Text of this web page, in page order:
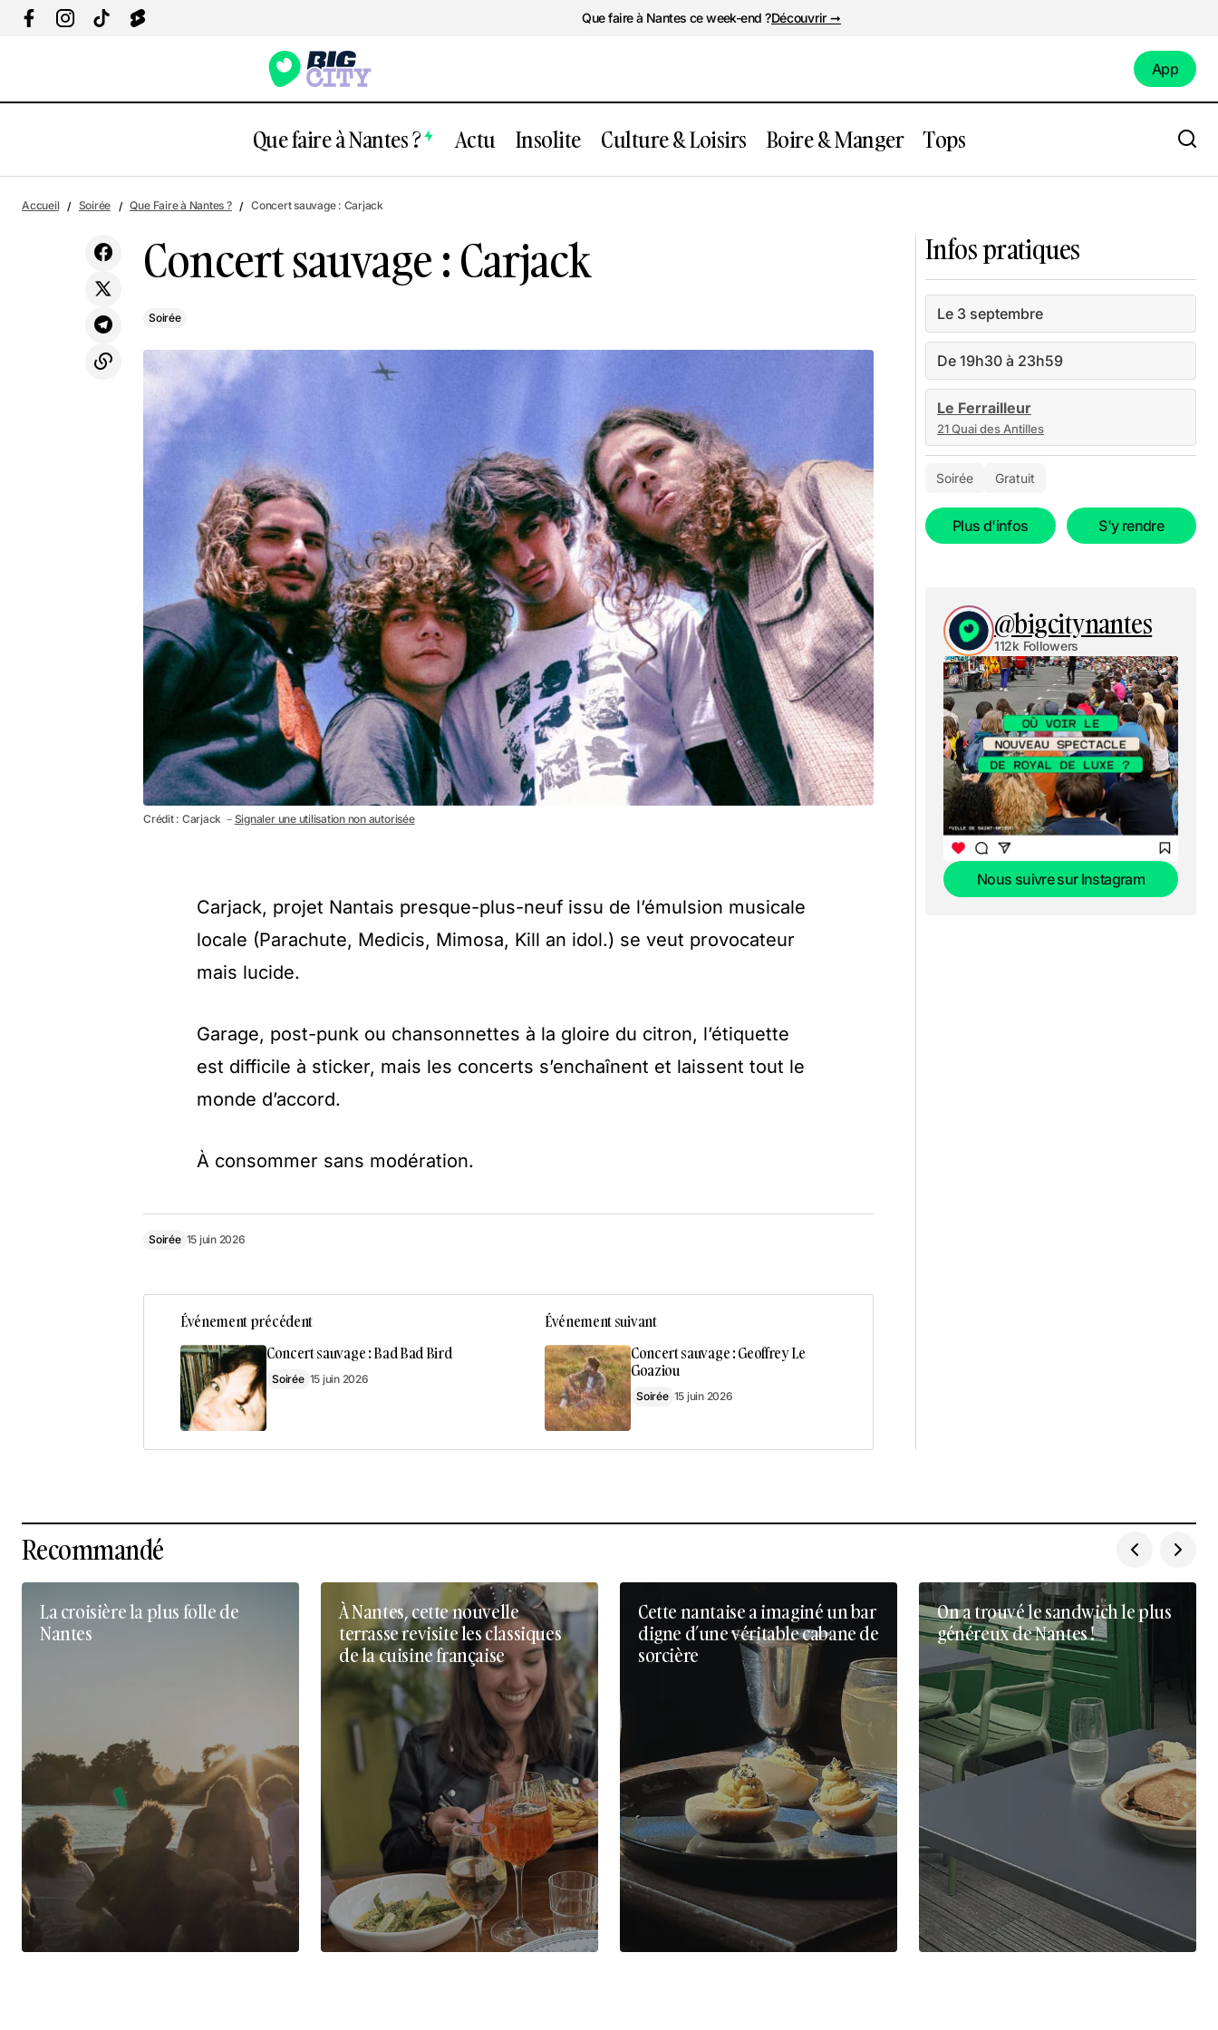
Que faire à Nantes ce week-end ?Découvrir ➞
App
Que faire à Nantes ? Actu Insolite Culture & Loisirs Boire & Manger Tops
Concert sauvage : Bad Bad Bird
Accueil Soirée Que Faire à Nantes ? Concert sauvage : Carjack
Concert sauvage : Carjack
Soirée
Crédit : Carjack － Signaler une utilisation non autorisée
Carjack, projet Nantais presque-plus-neuf issu de l’émulsion musicale
locale (Parachute, Medicis, Mimosa, Kill an idol.) se veut provocateur
mais lucide.
Garage, post-punk ou chansonnettes à la gloire du citron, l’étiquette
est difficile à sticker, mais les concerts s’enchaînent et laissent tout le
monde d’accord.
À consommer sans modération.
Soirée 15 juin 2026
Événement précédent
Concert sauvage : Bad Bad Bird
Soirée 15 juin 2026
Événement suivant
Concert sauvage : Geoffrey Le
Goaziou
Soirée 15 juin 2026
Infos pratiques
Le 3 septembre
De 19h30 à 23h59
Le Ferrailleur
21 Quai des Antilles
Soirée Gratuit
Plus d'infos S'y rendre
@bigcitynantes
112k Followers
Nous suivre sur Instagram
Recommandé
La croisière la plus folle de
Nantes
À Nantes, cette nouvelle
terrasse revisite les classiques
de la cuisine française
Cette nantaise a imaginé un bar
digne d’une véritable cabane de
sorcière
On a trouvé le sandwich le plus
généreux de Nantes !